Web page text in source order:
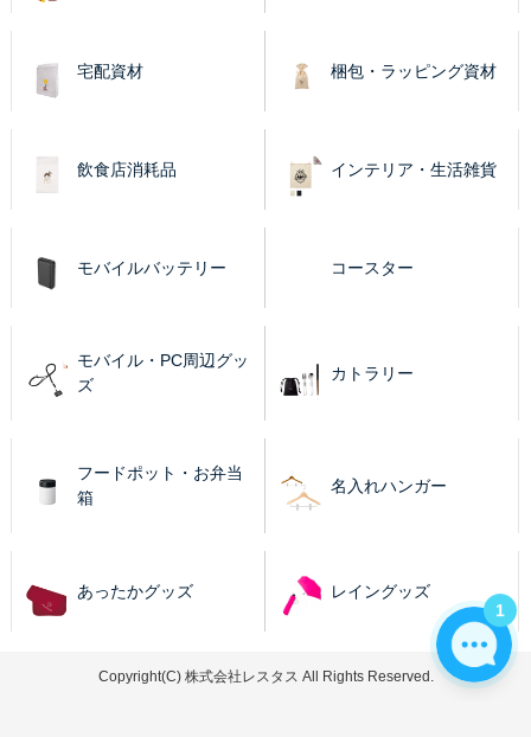
宅配資材 梱包・ラッピング資材
飲食店消耗品 インテリア・生活雑貨
モバイルバッテリー コースター
モバイル・PC周辺グッ
ズ
カトラリー
フードポット・お弁当
箱
名入れハンガー
あったかグッズ レイングッズ
Copyright(C) 株式会社レスタス All Rights Reserved.
1